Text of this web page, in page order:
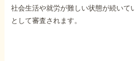
社会生活や就労が難しい状態が続いて
として審査されます。